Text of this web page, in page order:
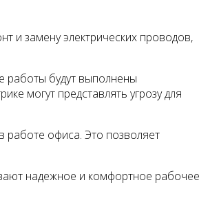
и замену электрических проводов,
работы будут выполнены
могут представлять угрозу для
работе офиса. Это позволяет
надежное и комфортное рабочее